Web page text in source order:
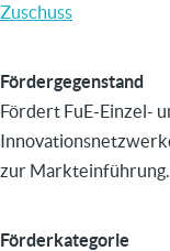
Zuschuss
Fördergegenstand
Fördert FuE-Einzel-
zur Markteinführung.
Förderkategorie